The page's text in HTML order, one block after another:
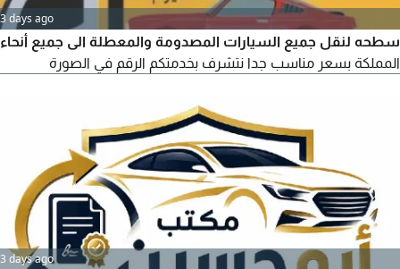
3 days ago
سطحه لنقل جميع السيارات المصدومة والمعطلة الى جميع أنحاء
المملكة بسعر مناسب جدا نتشرف بخدمتكم الرقم في الصورة
3 days ago